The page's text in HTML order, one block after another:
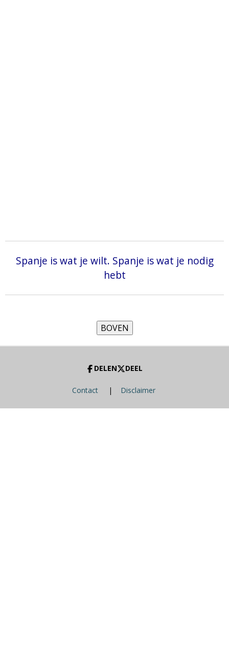
Spanje is wat je wilt. Spanje is wat je nodig
hebt
DELEN DEEL
Contact| Disclaimer